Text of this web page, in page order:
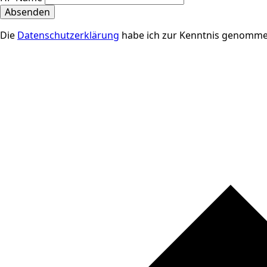
Absenden
Die Datenschutzerklärung habe ich zur Kenntnis